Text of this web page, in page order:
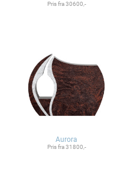
Pris fra 30600,-
Aurora
Pris fra 31800,-